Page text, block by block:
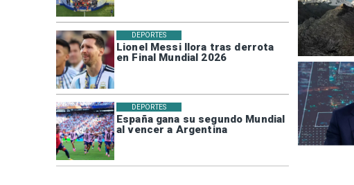
Lionel Messi llora tras derrota
en Final Mundial 2026
DEPORTES
España gana su segundo Mundial
al vencer a Argentina
DEPORTES